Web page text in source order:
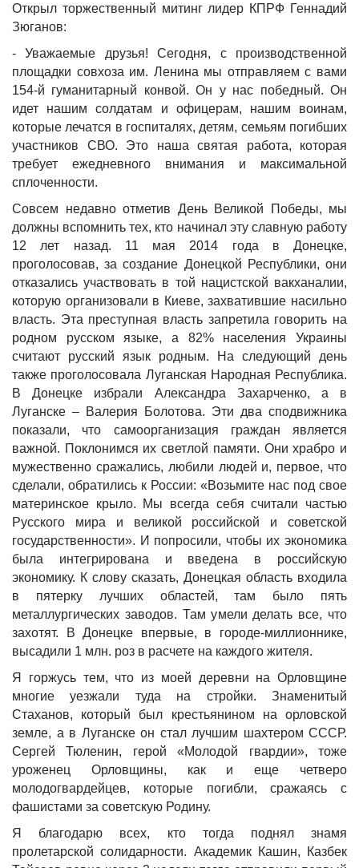
Открыл торжественный митинг лидер КПРФ Геннадий
Зюганов:
- Уважаемые друзья! Сегодня, с производственной
площадки совхоза им. Ленина мы отправляем с вами
154-й гуманитарный конвой. Он у нас победный. Он
идет нашим солдатам и офицерам, нашим воинам,
которые лечатся в госпиталях, детям, семьям погибших
участников СВО. Это наша святая работа, которая
требует ежедневного внимания и максимальной
сплоченности.
Совсем недавно отметив День Великой Победы, мы
должны вспомнить тех, кто начинал эту славную работу
12 лет назад. 11 мая 2014 года в Донецке,
проголосовав, за создание Донецкой Республики, они
отказались участвовать в той нацистской вакханалии,
которую организовали в Киеве, захватившие насильно
власть. Эта преступная власть запретила говорить на
родном русском языке, а 82% населения Украины
считают русский язык родным. На следующий день
также проголосовала Луганская Народная Республика.
В Донецке избрали Александра Захарченко, а в
Луганске – Валерия Болотова. Эти два сподвижника
показали, что самоорганизация граждан является
важной. Поклонимся их светлой памяти. Они храбро и
мужественно сражались, любили людей и, первое, что
сделали, обратились к России: «Возьмите нас под свое
материнское крыло. Мы всегда себя считали частью
Русского мира и великой российской и советской
государственности». И попросили, чтобы их экономика
была интегрирована и введена в российскую
экономику. К слову сказать, Донецкая область входила
в пятерку лучших областей, там было пять
металлургических заводов. Там умели делать все, что
захотят. В Донецке впервые, в городе-миллионнике,
высадили 1 млн. роз в расчете на каждого жителя.
Я горжусь тем, что из моей деревни на Орловщине
многие уезжали туда на стройки. Знаменитый
Стаханов, который был крестьянином на орловской
земле, а в Луганске он стал лучшим шахтером СССР.
Сергей Тюленин, герой «Молодой гвардии», тоже
уроженец Орловщины, как и еще четверо
молодогвардейцев, которые погибли, сражаясь с
фашистами за советскую Родину.
Я благодарю всех, кто тогда поднял знамя
пролетарской солидарности. Академик Кашин, Казбек